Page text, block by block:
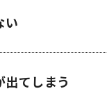
い
出てしまう